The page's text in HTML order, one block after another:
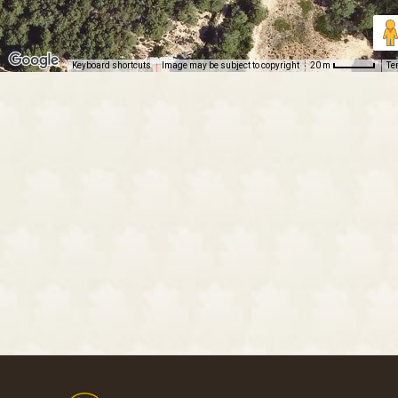
Keyboard shortcuts Image may be subject to copyright 20 m